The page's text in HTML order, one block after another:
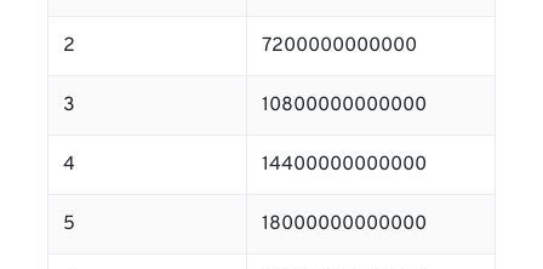
2 7200000000000
3 10800000000000
4 14400000000000
5 18000000000000